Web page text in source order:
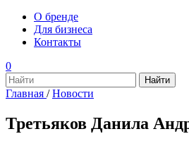
О бренде
Для бизнеса
Контакты
0
Главная / Новости
Третьяков Данила